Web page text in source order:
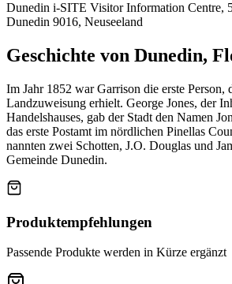
Dunedin i-SITE Visitor Information Centre,
Dunedin 9016, Neuseeland
Geschichte von Dunedin,
Im Jahr 1852 war Garrison die erste Person,
Landzuweisung erhielt. George Jones, der
Handelshauses, gab der Stadt den Namen
das erste Postamt im nördlichen Pinellas
nannten zwei Schotten, J.O. Douglas und
Gemeinde Dunedin.
Produktempfehlungen
Passende Produkte werden in Kürze ergänzt